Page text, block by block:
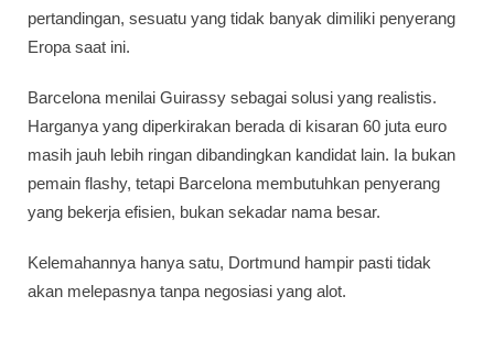
pertandingan, sesuatu yang tidak banyak dimiliki penyerang
Eropa saat ini.
Barcelona menilai Guirassy sebagai solusi yang realistis.
Harganya yang diperkirakan berada di kisaran 60 juta euro
masih jauh lebih ringan dibandingkan kandidat lain. Ia bukan
pemain flashy, tetapi Barcelona membutuhkan penyerang
yang bekerja efisien, bukan sekadar nama besar.
Kelemahannya hanya satu, Dortmund hampir pasti tidak
akan melepasnya tanpa negosiasi yang alot.